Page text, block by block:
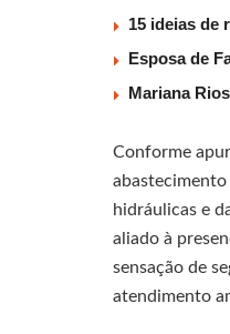
15 ideias de
Esposa de
Mariana
Conforme
abastecimento
hidráulicas e
aliado à
sensação de
atendimento